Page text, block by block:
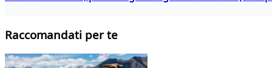
Raccomandati per te